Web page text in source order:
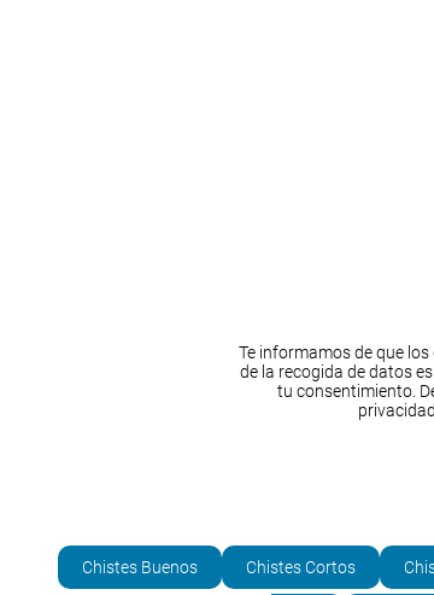
Te informamos de que
de la recogida de datos
tu consentimiento.
Chistes Buenos Chistes Cortos